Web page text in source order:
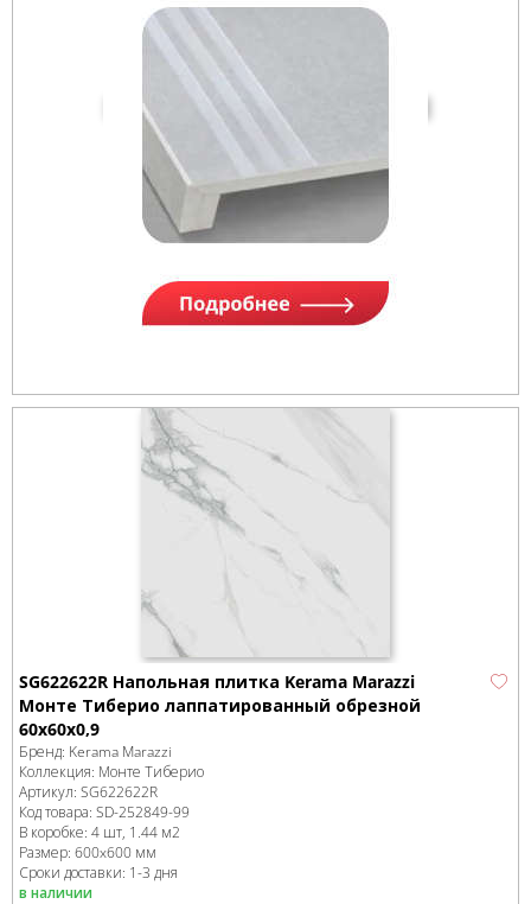
SG622622R Напольная плитка Kerama Marazzi
Монте Тиберио лаппатированный обрезной
60x60x0,9
Бренд: Kerama Marazzi
Коллекция: Монте Тиберио
Артикул: SG622622R
Код товара: SD-252849-99
В коробке: 4 шт, 1.44 м2
Размер: 600x600 мм
Сроки доставки: 1-3 дня
в наличии